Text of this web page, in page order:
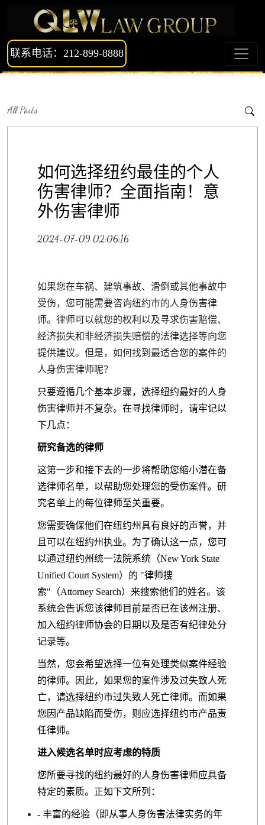
联系电话：212-899-8888
All Posts
如何选择纽约最佳的个人
伤害律师？全面指南！意
外伤害律师
2024-07-09 02:06:16
如果您在车祸、建筑事故、滑倒或其他事故中
受伤，您可能需要咨询纽约市的人身伤害律
师。律师可以就您的权利以及寻求伤害赔偿、
经济损失和非经济损失赔偿的法律选择等向您
提供建议。但是，如何找到最适合您的案件的
人身伤害律师呢？
只要遵循几个基本步骤，选择纽约最好的人身
伤害律师并不复杂。在寻找律师时，请牢记以
下几点：
研究备选的律师
这第一步和接下去的一步将帮助您缩小潜在备
选律师名单，以帮助您处理您的受伤案件。研
究名单上的每位律师至关重要。
您需要确保他们在纽约州具有良好的声誉，并
且可以在纽约州执业。为了确认这一点，您可
以通过纽约州统一法院系统（New York State
Unified Court System）的 "律师搜
索"（Attorney Search）来搜索他们的姓名。该
系统会告诉您该律师目前是否已在该州注册、
加入纽约律师协会的日期以及是否有纪律处分
记录等。
当然，您会希望选择一位有处理类似案件经验
的律师。因此，如果您的案件涉及过失致人死
亡，请选择纽约市过失致人死亡律师。而如果
您因产品缺陷而受伤，则应选择纽约市产品责
任律师。
进入候选名单时应考虑的特质
您所要寻找的纽约最好的人身伤害律师应具备
特定的素质。正如下文所列：
- 丰富的经验（即从事人身伤害法律实务的年